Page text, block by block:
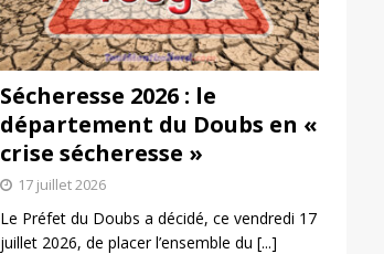
Sécheresse 2026 : le
département du Doubs en «
crise sécheresse »
17 juillet 2026
Le Préfet du Doubs a décidé, ce vendredi 17
juillet 2026, de placer l’ensemble du [...]